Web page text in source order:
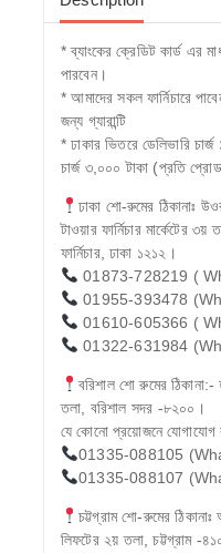
* ব্যাংকের ক্রেডিট কার্ড এর
পারবেন।
* আমাদের সকল ফার্নিচারে
জন্য গ্যারান্টি
* ঢাকার ভিতরে ডেলিভারি
চার্জ ৩,০০০ টাকা (প্রতি
ঢাকা শো-রুমের ঠিকানাঃ
টাওয়ার ফার্নিচার মার্কেটের
ফার্নিচার, ঢাকা ১২১২।
01873-728219 (
01955-393478
01610-605366 (
01322-631984
বরিশাল শো রুমের
তলা, বরিশাল সদর -৮২০০।
যে কোনো প্রয়োজনে
01335-088105
01335-088107
চট্টগ্রাম শো-রুমের
লিফটের ২য় তলা, চট্টগ্রাম -